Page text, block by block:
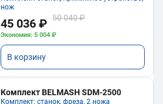
нож
45 036 ₽ 50 040 ₽
Экономия: 5 004 ₽
В корзину
Комплект BELMASH SDM-2500
Комплект: станок, фреза, 2 ножа